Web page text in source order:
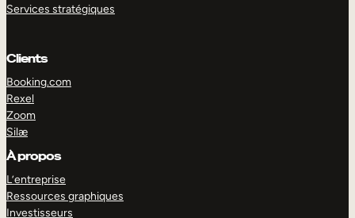
Services stratégiques
Clients
Booking.com
Rexel
Zoom
Silæ
À propos
L’entreprise
Ressources graphiques
Investisseurs